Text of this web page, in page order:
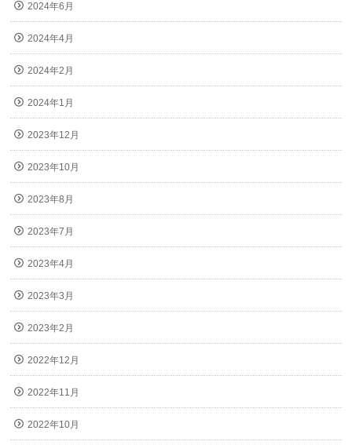
2024年6月
2024年4月
2024年2月
2024年1月
2023年12月
2023年10月
2023年8月
2023年7月
2023年4月
2023年3月
2023年2月
2022年12月
2022年11月
2022年10月